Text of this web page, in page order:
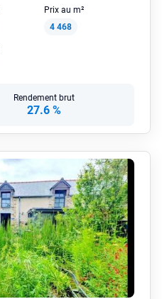
Prix au m²
4 468
Rendement brut
27.6 %